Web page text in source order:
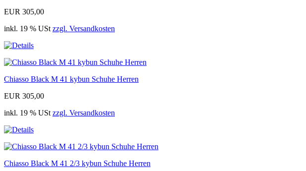
EUR 305,00
inkl. 19 % USt zzgl. Versandkosten
Chiasso Black M 41 kybun Schuhe Herren
EUR 305,00
inkl. 19 % USt zzgl. Versandkosten
Chiasso Black M 41 2/3 kybun Schuhe Herren